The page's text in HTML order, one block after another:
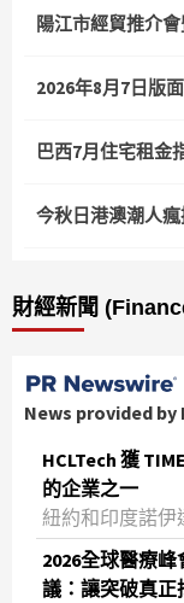
陽江市經貿推介
2026年8月7日版面
巴西7月住宅租金
今秋日港澳潮人瘋
財經新聞
News provided by
HCLTech 獲
的企業之一
紐約和印度諾伊
2026全球醫療
議：讓突破真正